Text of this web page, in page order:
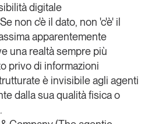
digitale
non c'è il dato, non 'c'è' il
apparentemente
una realtà sempre più
privo di informazioni
è invisibile agli agenti
dalla sua qualità fisica o